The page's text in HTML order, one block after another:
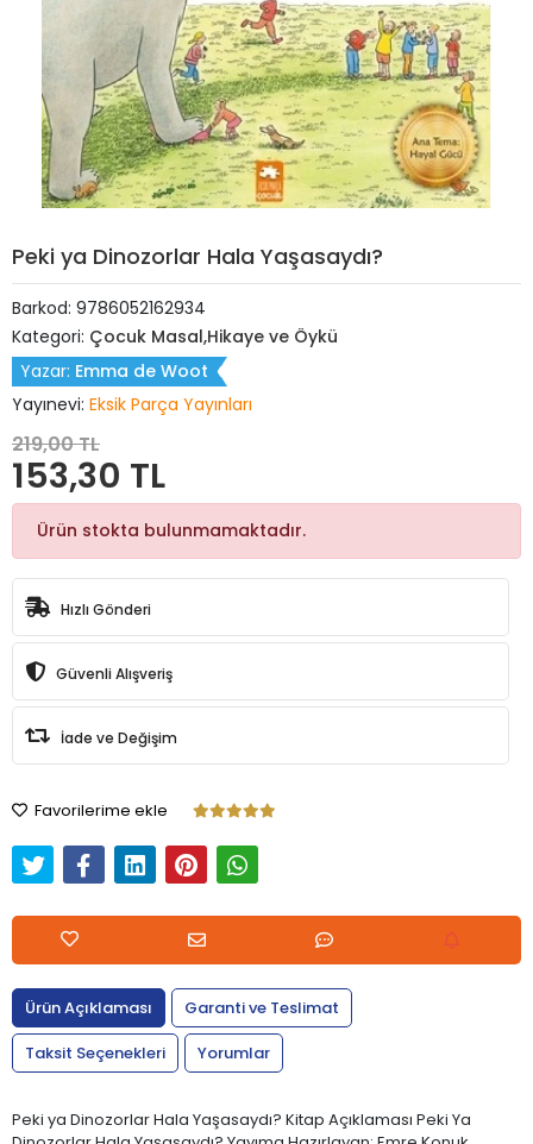
Peki ya Dinozorlar Hala Yaşasaydı?
Barkod: 9786052162934
Kategori: Çocuk Masal,Hikaye ve Öykü
Yazar: Emma de Woot
Yayınevi: Eksik Parça Yayınları
219,00 TL
153,30 TL
Ürün stokta bulunmamaktadır.
Hızlı Gönderi
Güvenli Alışveriş
İade ve Değişim
Favorilerime ekle
Ürün Açıklaması
Garanti ve Teslimat
Taksit Seçenekleri
Yorumlar
Peki ya Dinozorlar Hala Yaşasaydı? Kitap Açıklaması Peki Ya